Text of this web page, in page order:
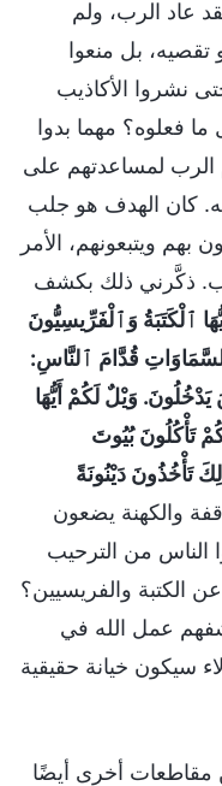
عاد الرب، ولم
بل منعوا
نشروا الأكاذيب
فعلوه؟ مهما بدوا
الرب لمساعدتهم على
كان الهدف هو جلب
بهم ويتبعونهم، الأمر
ذكَّرني ذلك بكشف
ٱلْكَتَبَةُ وَٱلْفَرِّيسِيُّونَ
قُدَّامَ ٱلنَّاسِ:
يَدْخُلُونَ. وَيْلٌ لَكُمْ أَيُّهَا
تَأْكُلُونَ بُيُوتَ
تَأْخُذُونَ دَيْنُونَةً
والكهنة يضعون
الناس من الترحيب
الكتبة والفريسيين؟
عمل الله في
سيكون خيانة حقيقية
أخرى أيضًا